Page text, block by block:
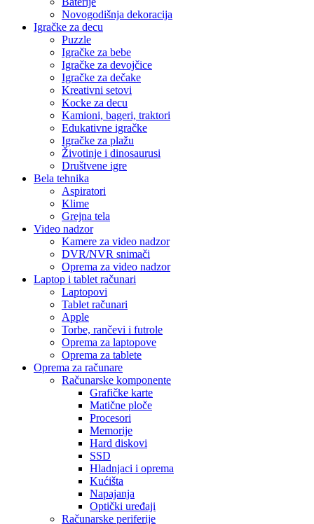
Novogodišnja dekoracija
Igračke za decu
Puzzle
Igračke za bebe
Igračke za devojčice
Igračke za dečake
Kreativni setovi
Kocke za decu
Kamioni, bageri, traktori
Edukativne igračke
Igračke za plažu
Životinje i dinosaurusi
Društvene igre
Bela tehnika
Aspiratori
Klime
Grejna tela
Video nadzor
Kamere za video nadzor
DVR/NVR snimači
Oprema za video nadzor
Laptop i tablet računari
Laptopovi
Tablet računari
Apple
Torbe, rančevi i futrole
Oprema za laptopove
Oprema za tablete
Oprema za računare
Računarske komponente
Grafičke karte
Matične ploče
Procesori
Memorije
Hard diskovi
SSD
Hladnjaci i oprema
Kućišta
Napajanja
Optički uređaji
Računarske periferije